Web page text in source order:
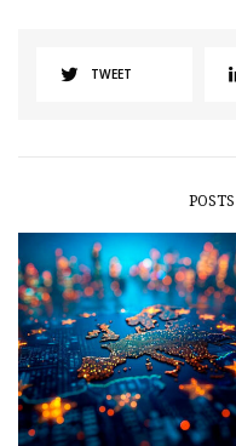
TWEET